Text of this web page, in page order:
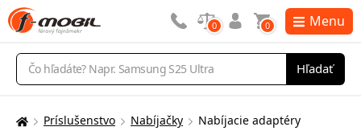
Vyhľadávanie
Hľadať
0 0 Menu
Tu
Príslušenstvo Nabíjačky Nabíjacie adaptéry